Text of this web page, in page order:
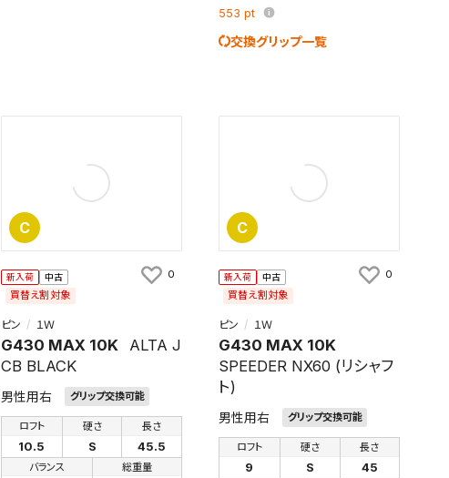
553pt
交換グリップ一覧
C
新入荷 中古
買替え割対象
ピン １Ｗ
G430 MAX 10K
ALTA J
CB BLACK
男性用右 グリップ交換可能
ロフト
10.5
硬さ
S
長さ
45.5
バランス 総重量
0
C
新入荷 中古
買替え割対象
ピン １Ｗ
G430 MAX 10K
SPEEDER NX60 (リシャフ
ト)
男性用右 グリップ交換可能
ロフト
9
硬さ
S
長さ
45
0